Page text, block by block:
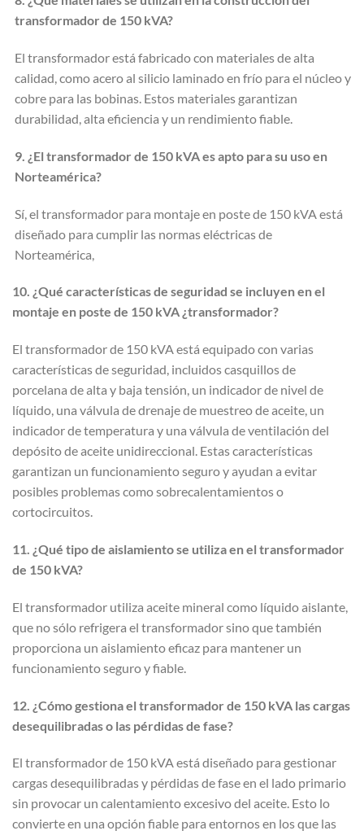
transformador de 150 kVA?
El transformador está fabricado con materiales de alta
calidad, como acero al silicio laminado en frío para el núcleo y
cobre para las bobinas. Estos materiales garantizan
durabilidad, alta eficiencia y un rendimiento fiable.
9. ¿El transformador de 150 kVA es apto para su uso en
Norteamérica?
Sí, el transformador para montaje en poste de 150 kVA está
diseñado para cumplir las normas eléctricas de
Norteamérica,
10. ¿Qué características de seguridad se incluyen en el
montaje en poste de 150 kVA ¿transformador?
El transformador de 150 kVA está equipado con varias
características de seguridad, incluidos casquillos de
porcelana de alta y baja tensión, un indicador de nivel de
líquido, una válvula de drenaje de muestreo de aceite, un
indicador de temperatura y una válvula de ventilación del
depósito de aceite unidireccional. Estas características
garantizan un funcionamiento seguro y ayudan a evitar
posibles problemas como sobrecalentamientos o
cortocircuitos.
11. ¿Qué tipo de aislamiento se utiliza en el transformador
de 150 kVA?
El transformador utiliza aceite mineral como líquido aislante,
que no sólo refrigera el transformador sino que también
proporciona un aislamiento eficaz para mantener un
funcionamiento seguro y fiable.
12. ¿Cómo gestiona el transformador de 150 kVA las cargas
desequilibradas o las pérdidas de fase?
El transformador de 150 kVA está diseñado para gestionar
cargas desequilibradas y pérdidas de fase en el lado primario
sin provocar un calentamiento excesivo del aceite. Esto lo
convierte en una opción fiable para entornos en los que las